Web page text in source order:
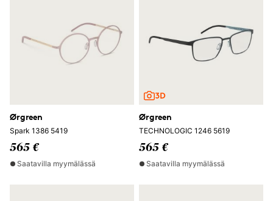
Ørgreen
Spark 1386 5419
565 €
Saatavilla myymälässä
Ørgreen
TECHNOLOGIC 1246 5619
565 €
Saatavilla myymälässä